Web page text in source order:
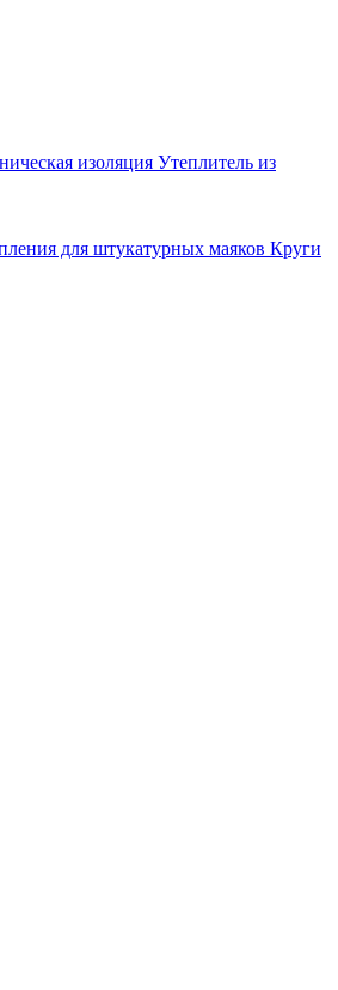
изоляция Утеплитель из
для штукатурных маяков Круги